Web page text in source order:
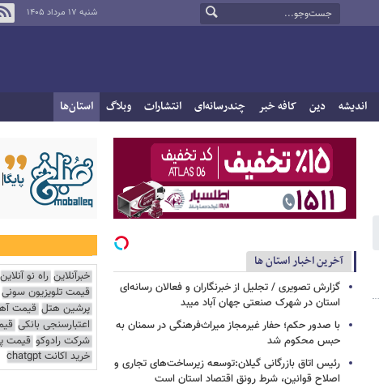
شنبه ۱۷ مرداد ۱۴۰۵
اندیشه دین کافه خبر چندرسانه‌ای انتشارات وبلاگ استان‌ها
آخرین اخبار استان ها
گزارش تصویری / تجلیل از خبرنگاران و فعالان رسانه‌ای
استان در شهرک صنعتی جهان آباد میبد
با صدور حکم؛ حفار غیرمجاز میراث‌فرهنگی در سمنان به
حبس محکوم شد
رئیس اتاق بازرگانی گیلان:توسعه زیرساخت‌های تجاری و
اصلاح قوانین، شرط رونق اقتصاد استان است
خبرآنلاین راه نو آنلاین
قیمت تلویزیون سونی
پرشین هتل قیمت
اعتبارسنجی بانکی
شرکت رادوکو قیمت
خرید اکانت chatgpt